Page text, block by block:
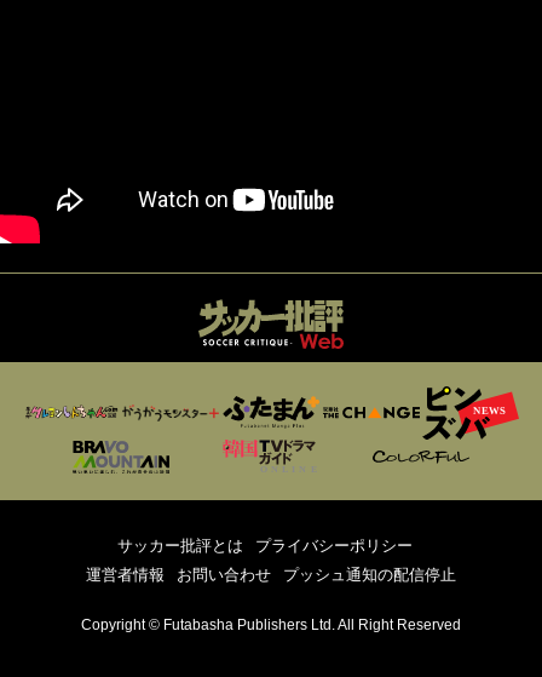
サッカー批評とは
プライバシーポリシー
運営者情報
お問い合わせ プッシュ通知の配信停止
Copyright © Futabasha Publishers Ltd. All Right Reserved